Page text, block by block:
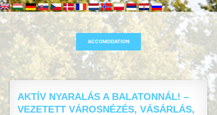
AKTÍV NYARALÁS A BALATONNÁL! –
VEZETETT VÁROSNÉZÉS, VÁSÁRLÁS,